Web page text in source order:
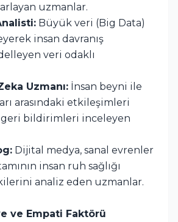
uzmanlar.
Büyük veri (Big Data)
insan davranış
veri odaklı
Uzmanı: İnsan beyni ile
arasındaki etkileşimleri
bildirimleri inceleyen
Dijital medya, sanal evrenler
insan ruh sağlığı
analiz eden uzmanlar.
ve Empati Faktörü